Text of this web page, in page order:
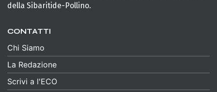
della Sibaritide-Pollino.
CONTATTI
Chi Siamo
La Redazione
Scrivi a l'ECO